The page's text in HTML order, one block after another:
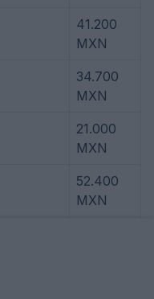
41.200
MXN
34.700
MXN
21.000
MXN
52.400
MXN